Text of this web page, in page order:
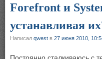
Forefront и
устанавливая
Написал qwest в 27 июня 2010,
Постоянно сталкиваюсь с